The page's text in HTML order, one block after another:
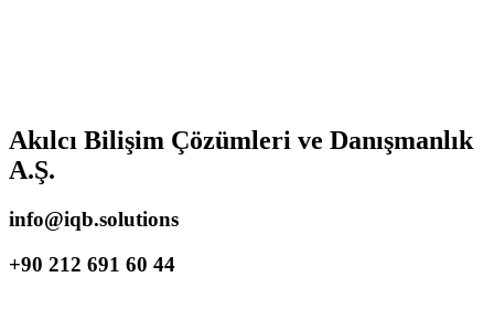
Akılcı Bilişim Çözümleri ve Danışmanlık
A.Ş.
info@iqb.solutions
+90 212 691 60 44